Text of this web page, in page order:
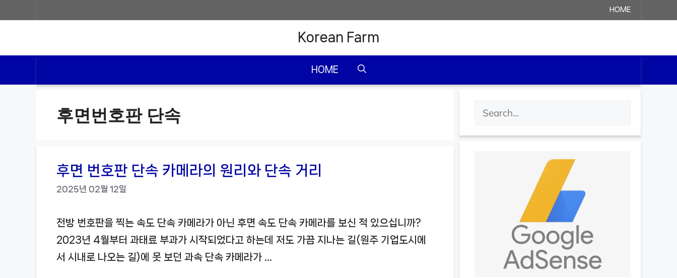
HOME
Korean Farm
HOME
후면번호판 단속
후면 번호판 단속 카메라의 원리와 단속 거리
2025년 02월 12일
전방 번호판을 찍는 속도 단속 카메라가 아닌 후면 속도 단속 카메라를 보신 적 있으십니까?
2023년 4월부터 과태료 부과가 시작되었다고 하는데 저도 가끔 지나는 길(원주 기업도시에
서 시내로 나오는 길)에 못 보던 과속 단속 카메라가 …